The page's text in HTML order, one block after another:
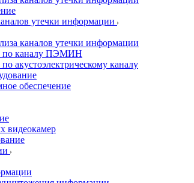
утечки информации
каналов утечки информации
по каналу ПЭМИН
акустоэлектрическому каналу
обеспечение
видеокамер